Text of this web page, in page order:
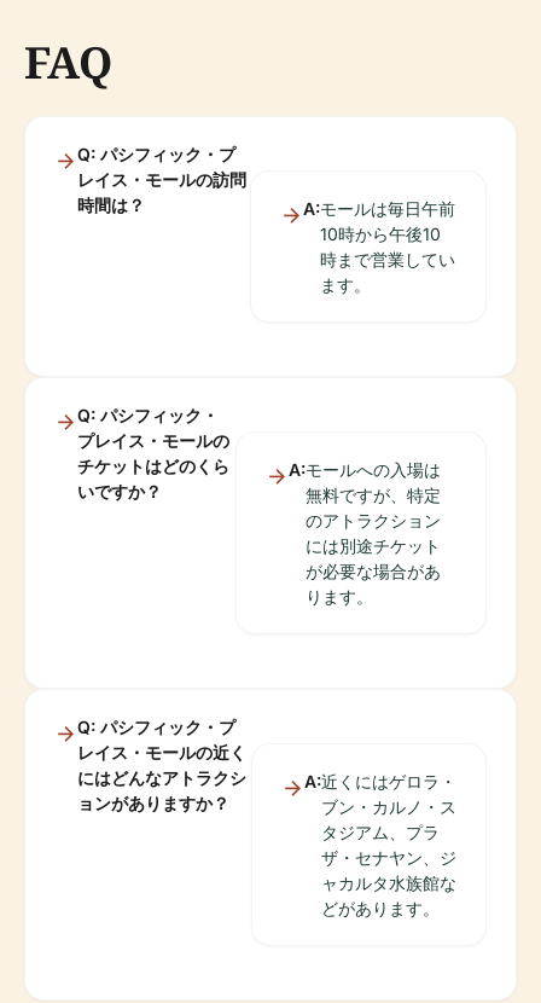
FAQ
Q: パシフィック・プ
レイス・モールの訪問
時間は？
A:モールは毎日午前
10時から午後10
時まで営業してい
ます。
Q: パシフィック・
プレイス・モールの
チケットはどのくら
いですか？
A:モールへの入場は
無料ですが、特定
のアトラクション
には別途チケット
が必要な場合があ
ります。
Q: パシフィック・プ
レイス・モールの近く
にはどんなアトラクシ
ョンがありますか？
A:近くにはゲロラ・
ブン・カルノ・ス
タジアム、プラ
ザ・セナヤン、ジ
ャカルタ水族館な
どがあります。